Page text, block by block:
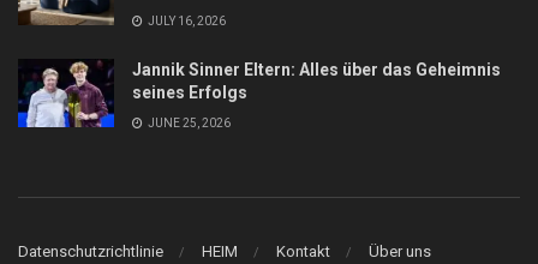
JULY 16, 2026
Jannik Sinner Eltern: Alles über das Geheimnis
seines Erfolgs
JUNE 25, 2026
Datenschutzrichtlinie HEIM Kontakt Über uns